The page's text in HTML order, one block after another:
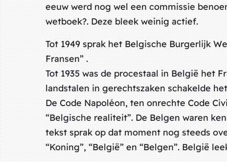
eeuw werd nog wel een commissie
wetboek?. Deze bleek weinig actief.
Tot 1949 sprak het Belgische Burgerlijk
Fransen” .
Tot 1935 was de procestaal in België het
landstalen in gerechtszaken schakelde
De Code Napoléon, ten onrechte Code
“Belgische realiteit”. De Belgen waren
tekst sprak op dat moment nog steeds
“Koning”, “België” en “Belgen”. België